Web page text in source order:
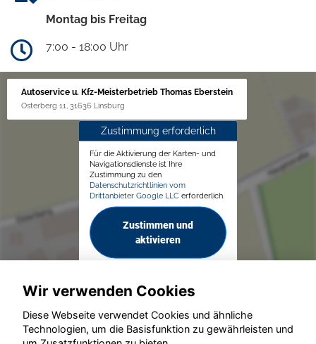
Montag bis Freitag
7:00 - 18:00 Uhr
Autoservice u. Kfz-Meisterbetrieb Thomas Eberstein
Osterberg 11, 31636 Linsburg
Zustimmung erforderlich
Für die Aktivierung der Karten- und
Navigationsdienste ist Ihre
Zustimmung zu den
Datenschutzrichtlinien vom
Drittanbieter Google LLC erforderlich.
Zustimmen und
aktivieren
Wir verwenden Cookies
Diese Webseite verwendet Cookies und ähnliche
Technologien, um die Basisfunktion zu gewährleisten und